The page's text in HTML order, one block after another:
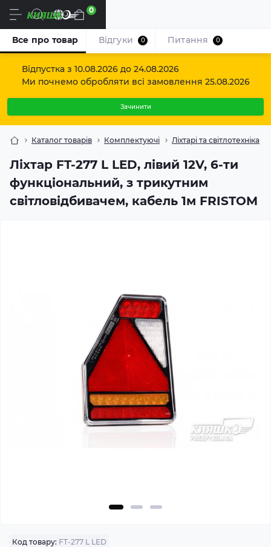
Відпустка з 10.08.2026 до 24.08.2026
Ми почнемо обробляти всі замовлення 25.08.2026
Зачинити
Uk 0
Каталог товарів Комплектуючі Ліхтарі та світлотехніка
Ліхтар FT-277 L LED, лівий 12V, 6-ти
функціональний, з трикутним
світловідбивачем, кабель 1м FRISTOM
Все про товар Відгуки 0 Питання 0
Код товару: FT-277 L LED